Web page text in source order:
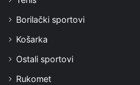
Borilački sportovi
Košarka
Ostali sportovi
Rukomet